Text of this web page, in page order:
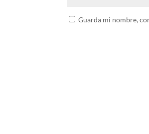
Guarda mi nombre,